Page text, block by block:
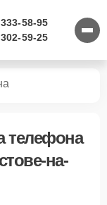
58-95
59-25
телефона
на-